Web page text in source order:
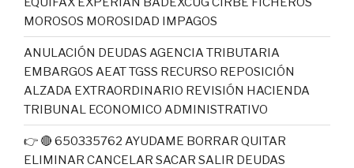
MOROSOS MOROSIDAD IMPAGOS
ANULACIÓN DEUDAS AGENCIA TRIBUTARIA
EMBARGOS AEAT TGSS RECURSO REPOSICIÓN
ALZADA EXTRAORDINARIO REVISIÓN HACIENDA
TRIBUNAL ECONOMICO ADMINISTRATIVO
👉 🔴 650335762 AYUDAME BORRAR QUITAR
ELIMINAR CANCELAR SACAR SALIR DEUDAS